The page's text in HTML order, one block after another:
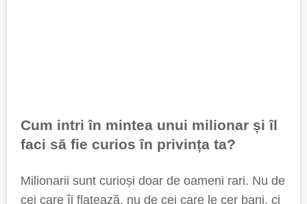
Cum intri în mintea unui milionar și îl
faci să fie curios în privința ta?
Milionarii sunt curioși doar de oameni rari. Nu de
cei care îi flatează, nu de cei care le cer bani, ci